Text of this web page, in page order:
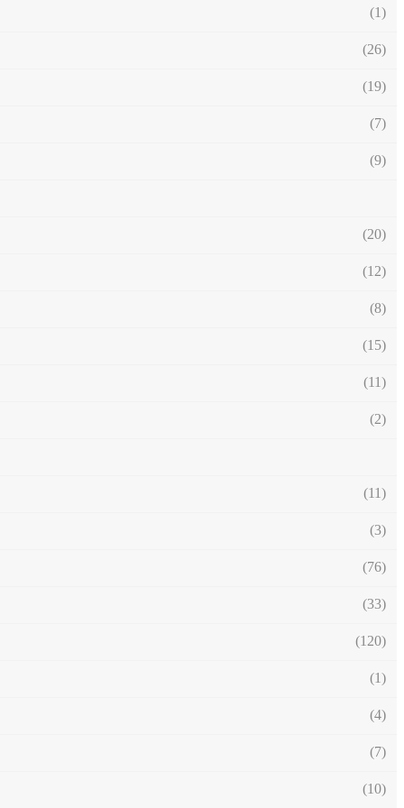
(1)
(26)
(19)
(7)
(9)
(20)
(12)
(8)
(15)
(11)
(2)
(11)
(3)
(76)
(33)
(120)
(1)
(4)
(7)
(10)